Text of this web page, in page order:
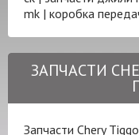
mk | коробка
ЗАПЧАСТИ
Запчасти Chery